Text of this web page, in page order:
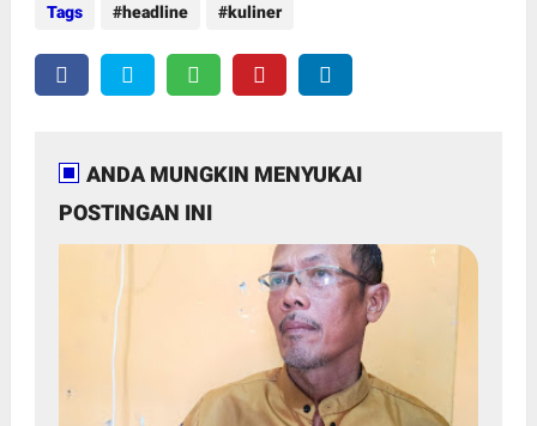
Tags headline kuliner
ANDA MUNGKIN MENYUKAI
POSTINGAN INI